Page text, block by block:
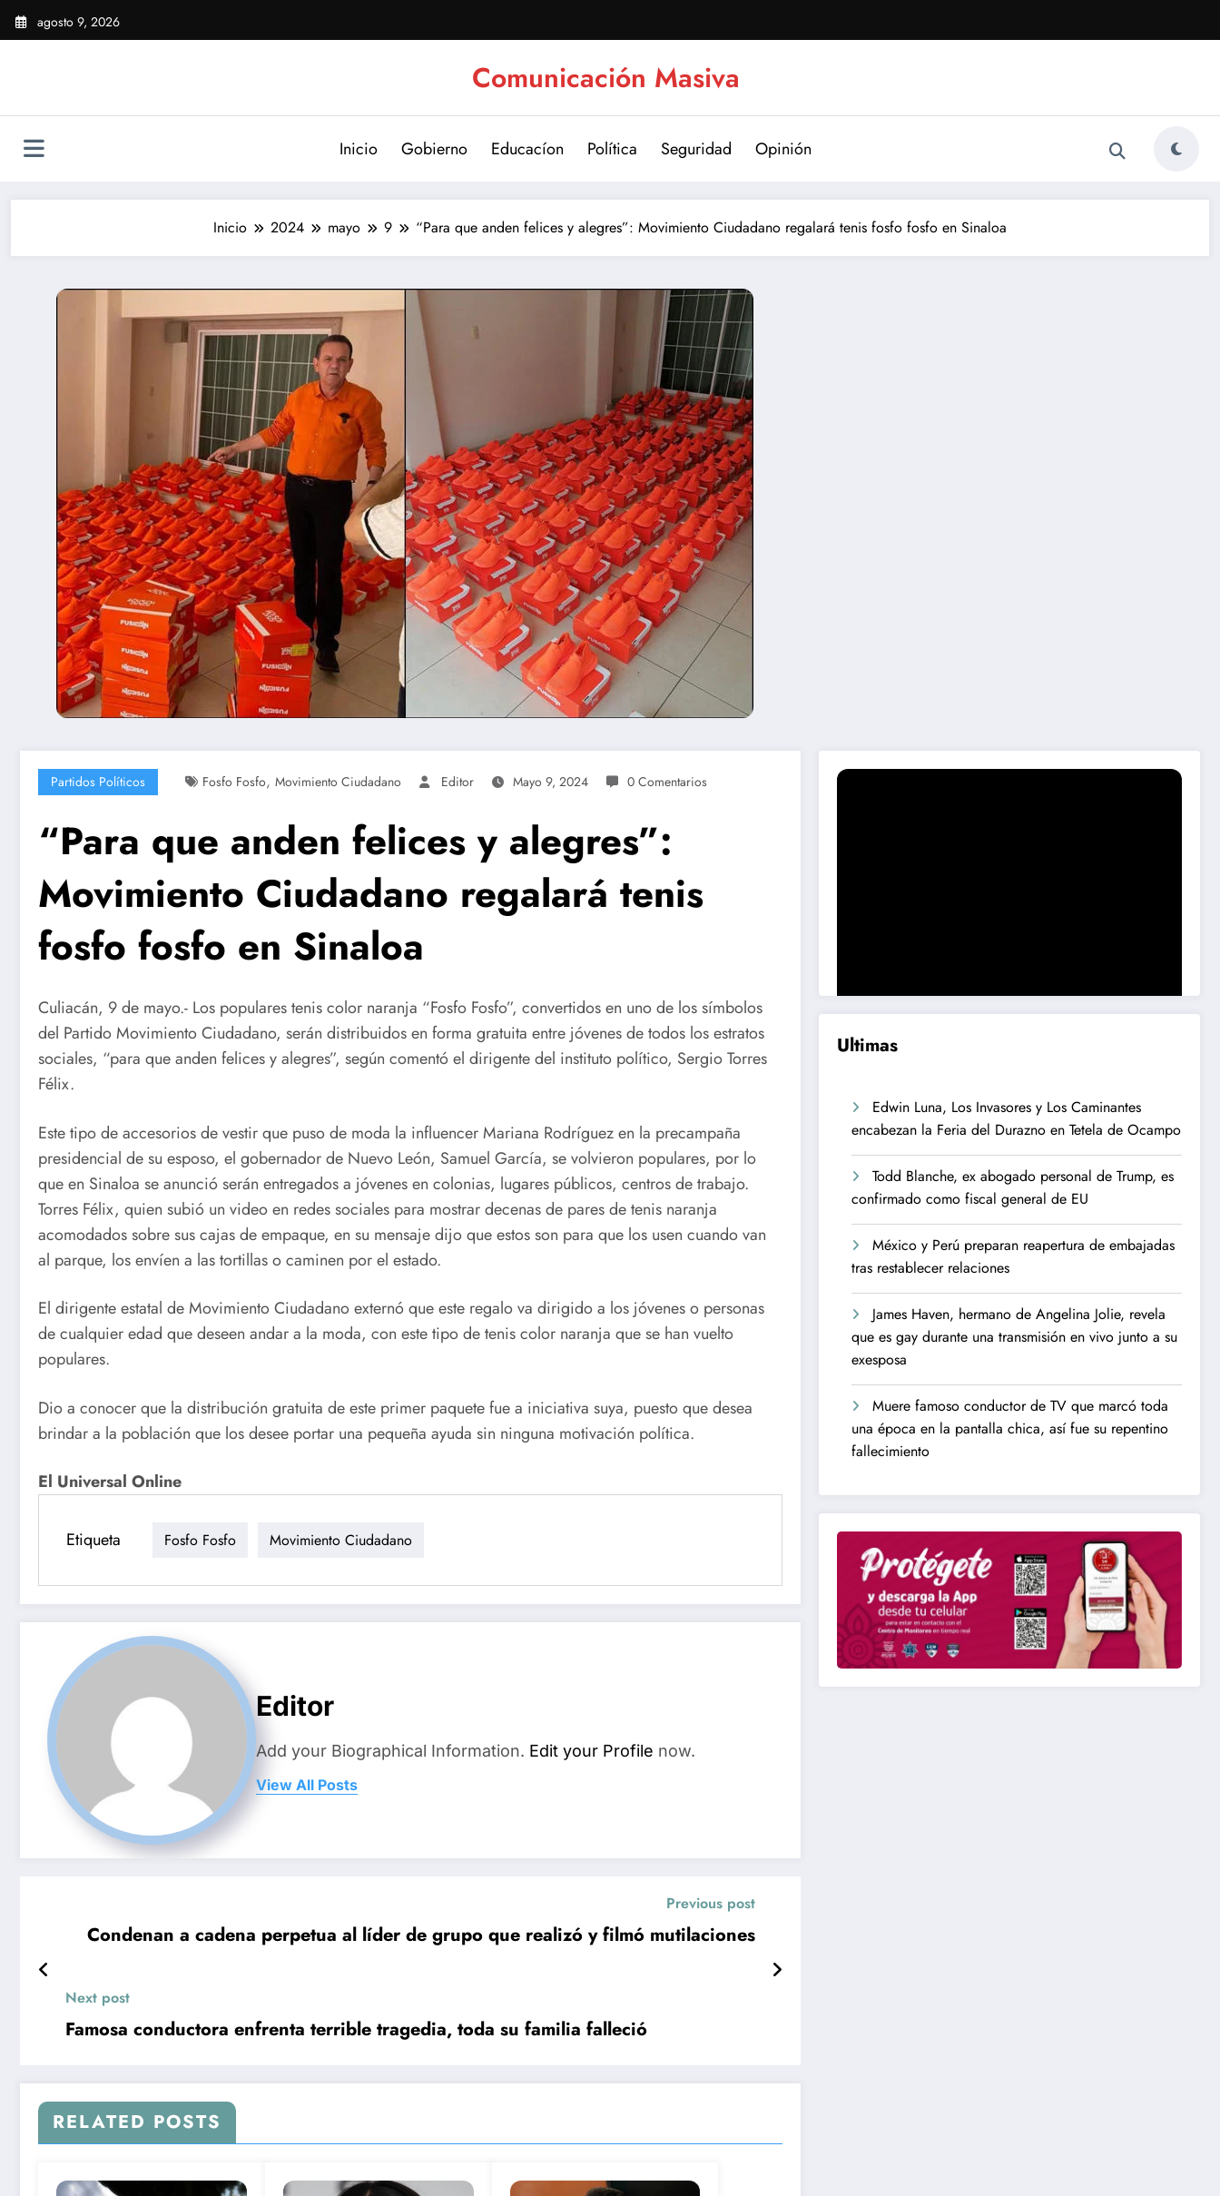
Saltar
agosto 9, 2026
Comunicación Masiva
Inicio Gobierno Educacíon Política Seguridad Opinión
Inicio 2024 mayo 9 “Para que anden felices y alegres”: Movimiento Ciudadano regalará tenis fosfo fosfo en Sinaloa
Partidos Políticos Fosfo Fosfo, Movimiento Ciudadano Editor Mayo 9, 2024 0 Comentarios
“Para que anden felices y alegres”:
Movimiento Ciudadano regalará tenis
fosfo fosfo en Sinaloa
Culiacán, 9 de mayo.- Los populares tenis color naranja “Fosfo Fosfo”, convertidos en uno de los símbolos
del Partido Movimiento Ciudadano, serán distribuidos en forma gratuita entre jóvenes de todos los estratos
sociales, “para que anden felices y alegres”, según comentó el dirigente del instituto político, Sergio Torres
Félix.
Este tipo de accesorios de vestir que puso de moda la influencer Mariana Rodríguez en la precampaña
presidencial de su esposo, el gobernador de Nuevo León, Samuel García, se volvieron populares, por lo
que en Sinaloa se anunció serán entregados a jóvenes en colonias, lugares públicos, centros de trabajo.
Torres Félix, quien subió un video en redes sociales para mostrar decenas de pares de tenis naranja
acomodados sobre sus cajas de empaque, en su mensaje dijo que estos son para que los usen cuando van
al parque, los envíen a las tortillas o caminen por el estado.
El dirigente estatal de Movimiento Ciudadano externó que este regalo va dirigido a los jóvenes o personas
de cualquier edad que deseen andar a la moda, con este tipo de tenis color naranja que se han vuelto
populares.
Dio a conocer que la distribución gratuita de este primer paquete fue a iniciativa suya, puesto que desea
brindar a la población que los desee portar una pequeña ayuda sin ninguna motivación política.
El Universal Online
Etiqueta Fosfo Fosfo Movimiento Ciudadano
Editor
Add your Biographical Information. Edit your Profile now.
View All Posts
Previous post
Condenan a cadena perpetua al líder de grupo que realizó y filmó mutilaciones
Next post
Famosa conductora enfrenta terrible tragedia, toda su familia falleció
RELATED POSTS
Ultimas
Edwin Luna, Los Invasores y Los Caminantes
encabezan la Feria del Durazno en Tetela de Ocampo
Todd Blanche, ex abogado personal de Trump, es
confirmado como fiscal general de EU
México y Perú preparan reapertura de embajadas
tras restablecer relaciones
James Haven, hermano de Angelina Jolie, revela
que es gay durante una transmisión en vivo junto a su
exesposa
Muere famoso conductor de TV que marcó toda
una época en la pantalla chica, así fue su repentino
fallecimiento